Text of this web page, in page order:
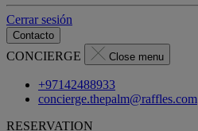
Cerrar sesión
Contacto
CONCIERGE Close menu
+97142488933
concierge.thepalm@raffles.com
RESERVATION